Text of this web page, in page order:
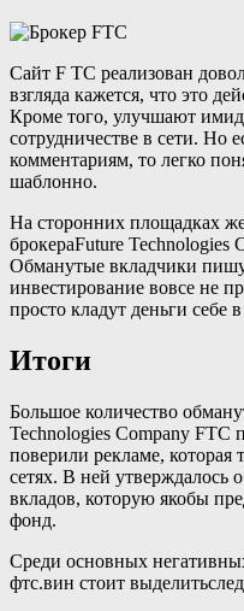
Сайт F TC реализован
взгляда кажется, что это
Кроме того, улучшают
сотрудничестве в сети. Но
комментариям, то легко
шаблонно.
На сторонних площадках
брокераFuture Technologies
Обманутые вкладчики
инвестирование вовсе не
просто кладут деньги себе
Итоги
Большое количество
Technologies Company FTC
поверили рекламе, которая
сетях. В ней утверждалось
вкладов, которую якобы
фонд.
Среди основных
фтс.вин стоит